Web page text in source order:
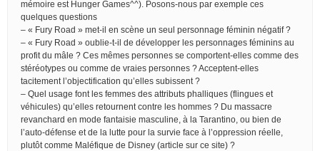
mémoire est Hunger Games^^). Posons-nous par exemple ces
quelques questions
– « Fury Road » met-il en scène un seul personnage féminin négatif ?
– « Fury Road » oublie-t-il de développer les personnages féminins au
profit du mâle ? Ces mêmes personnes se comportent-elles comme des
stéréotypes ou comme de vraies personnes ? Acceptent-elles
tacitement l’objectification qu’elles subissent ?
– Quel usage font les femmes des attributs phalliques (flingues et
véhicules) qu’elles retournent contre les hommes ? Du massacre
revanchard en mode fantaisie masculine, à la Tarantino, ou bien de
l’auto-défense et de la lutte pour la survie face à l’oppression réelle,
plutôt comme Maléfique de Disney (article sur ce site) ?